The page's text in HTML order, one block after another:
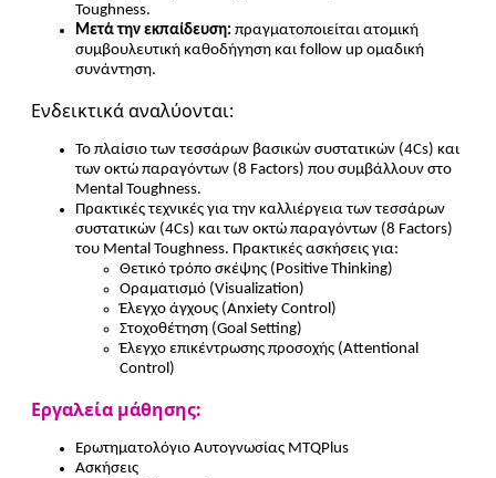
Toughness.
Μετά την εκπαίδευση: πραγματοποιείται ατομική
συμβουλευτική καθοδήγηση και follow up ομαδική
συνάντηση.
Ενδεικτικά αναλύονται:
Το πλαίσιο των τεσσάρων βασικών συστατικών (4Cs) και
των οκτώ παραγόντων (8 Factors) που συμβάλλουν στο
Mental Toughness.
Πρακτικές τεχνικές για την καλλιέργεια των τεσσάρων
συστατικών (4Cs) και των οκτώ παραγόντων (8 Factors)
του Mental Toughness. Πρακτικές ασκήσεις για:
Θετικό τρόπο σκέψης (Positive Thinking)
Οραματισμό (Visualization)
Έλεγχο άγχους (Anxiety Control)
Στοχοθέτηση (Goal Setting)
Έλεγχο επικέντρωσης προσοχής (Attentional
Control)
Εργαλεία μάθησης:
Ερωτηματολόγιο Αυτογνωσίας MTQPlus
Ασκήσεις